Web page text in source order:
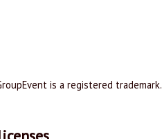
is a registered trademark.